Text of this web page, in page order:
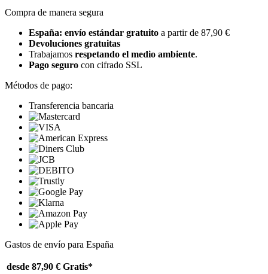
Compra de manera segura
España: envío estándar gratuito a partir de 87,90 €
Devoluciones gratuitas
Trabajamos respetando el medio ambiente.
Pago seguro con cifrado SSL
Métodos de pago:
Transferencia bancaria
Gastos de envío para España
desde 87,90 € Gratis*